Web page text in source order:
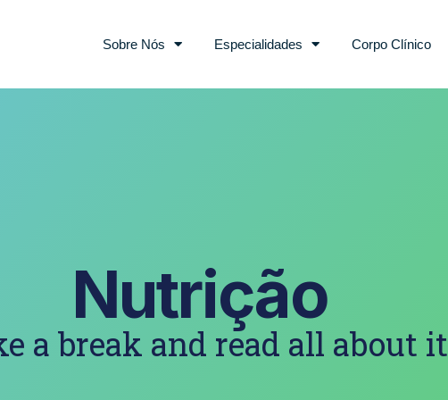
Sobre Nós Especialidades Corpo Clínico
Nutrição
a break and read all about it